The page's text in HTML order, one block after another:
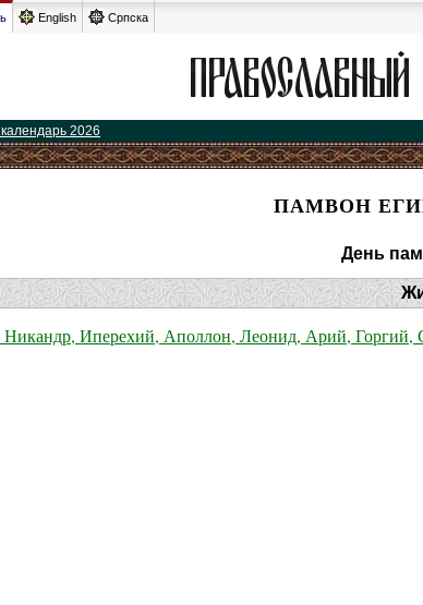
English Српска
2026
ПАМВОН
День
Иперехий, Аполлон, Леонид, Арий,